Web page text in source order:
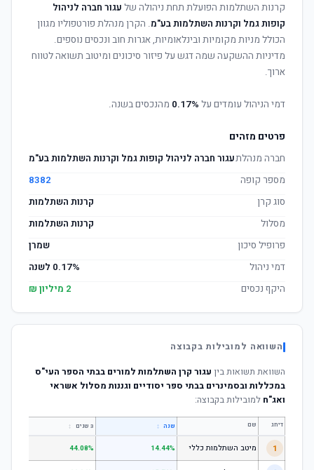
קרנות השתלמות הפועלת תחת ניהולה של עגור חברה לניהול
קופות גמל וקרנות השתלמות בע"מ. הקרן מנהלת פורטפוליו מגוון
הכולל מניות מקומיות ובינלאומיות, אגרות חוב ונכסים נוספים.
מדיניות ההשקעה שמה דגש על פיזור סיכונים ומיטוב תשואה לטווח
ארוך.
דמי הניהול עומדים על 0.17% מהנכסים בשנה.
פרטים מזהים
חברה מנהלתעגור חברה לניהול קופות גמל וקרנות השתלמות בע"מ
מספר קופה
8382
סוג קרן
קרנות השתלמות
מסלול
קרנות השתלמות
פרופיל סיכון
שמרן
דמי ניהול
0.17% לשנה
היקף נכסים
2 מיליון ₪
השוואה למובילות בקבוצה
השוואת תשואות בין עגור קרן השתלמות למורים בבתי הספר העי"ס
במכללות ובסמינרים בבתי ספר יסודיים וגננות מסלול אשראי
ואג"ח למובילות בקבוצה:
דירוג שם שנה ↕ 3 שנים ↕
1 מיטב השתלמות כללי 14.44%
44.08%